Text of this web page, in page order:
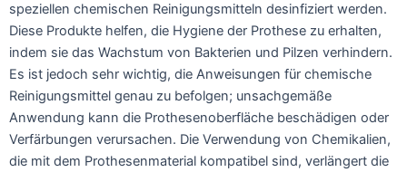
speziellen chemischen Reinigungsmitteln desinfiziert werden.
Diese Produkte helfen, die Hygiene der Prothese zu erhalten,
indem sie das Wachstum von Bakterien und Pilzen verhindern.
Es ist jedoch sehr wichtig, die Anweisungen für chemische
Reinigungsmittel genau zu befolgen; unsachgemäße
Anwendung kann die Prothesenoberfläche beschädigen oder
Verfärbungen verursachen. Die Verwendung von Chemikalien,
die mit dem Prothesenmaterial kompatibel sind, verlängert die